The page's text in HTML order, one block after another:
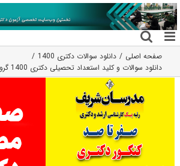
رفتن
به
محتوا
صفحه اصلی
دانلود سوالات دکتری 1400
دانلود سوالات و کلید استعداد تحصیلی دکتری 1400 گروه علوم پایه